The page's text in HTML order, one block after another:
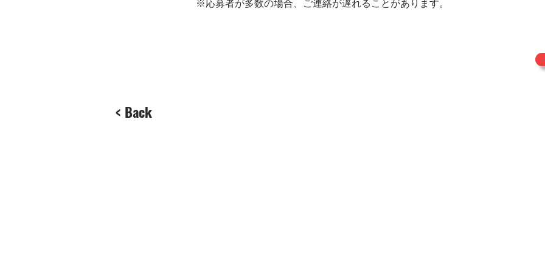
※応募者が多数の場合、ご連絡が遅れることがあります。
< Back